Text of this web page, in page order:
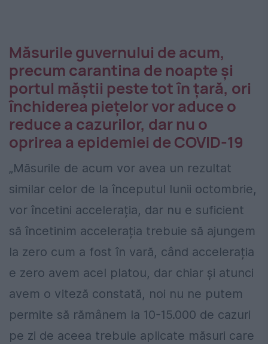
Măsurile guvernului de acum,
precum carantina de noapte și
portul măștii peste tot în țară, ori
închiderea piețelor vor aduce o
reduce a cazurilor, dar nu o
oprirea a epidemiei de COVID-19
„Măsurile de acum vor avea un rezultat
similar celor de la începutul lunii octombrie,
vor încetini accelerația, dar nu e suficient
să încetinim accelerația trebuie să ajungem
la zero cum a fost în vară, când accelerația
e zero avem acel platou, dar chiar și atunci
avem o viteză constată, noi nu ne putem
permite să rămânem la 10-15.000 de cazuri
pe zi de aceea trebuie aplicate măsuri care